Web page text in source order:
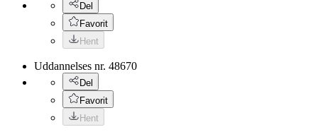
Del
Favorit
Hent
Uddannelses nr. 48670
Del
Favorit
Hent